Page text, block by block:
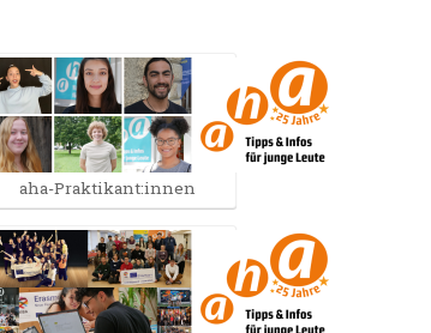
aha-Praktikant:innen